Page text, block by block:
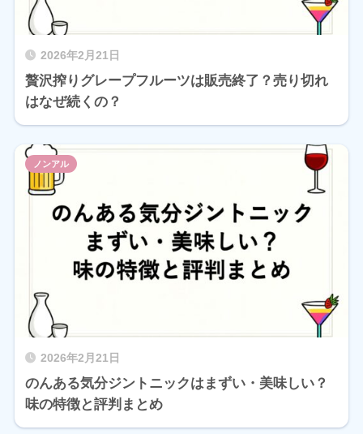
2026年2月21日
贅沢搾りグレープフルーツは販売終了？売り切れ
はなぜ続くの？
2026年2月21日
のんある気分ジントニックはまずい・美味しい？
味の特徴と評判まとめ
ノンアル